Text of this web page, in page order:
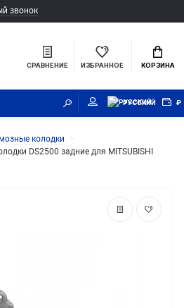
звонок
СРАВНЕНИЕ ИЗБРАННОЕ КОРЗИНА
РУССКИЙ ₽
колодки
DS2500 задние для MITSUBISHI